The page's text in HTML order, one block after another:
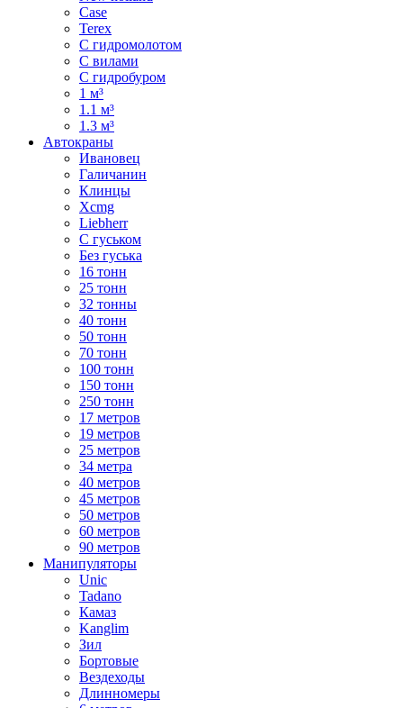
Case
Terex
С гидромолотом
С вилами
С гидробуром
1 м³
1.1 м³
1.3 м³
Автокраны
Ивановец
Галичанин
Клинцы
Xcmg
Liebherr
С гуськом
Без гуська
16 тонн
25 тонн
32 тонны
40 тонн
50 тонн
70 тонн
100 тонн
150 тонн
250 тонн
17 метров
19 метров
25 метров
34 метра
40 метров
45 метров
50 метров
60 метров
90 метров
Манипуляторы
Unic
Tadano
Камаз
Kanglim
Зил
Бортовые
Вездеходы
Длинномеры